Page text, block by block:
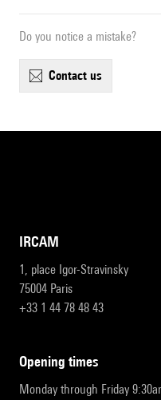
Do you notice a mistake?
contact us
IRCAM
1, place Igor-Stravinsky
75004 Paris
+33 1 44 78 48 43
opening times
Monday through Friday